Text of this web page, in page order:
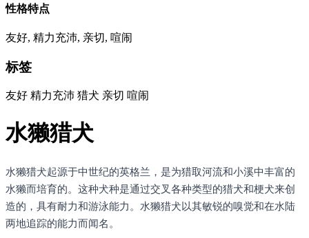
性格特点
友好, 精力充沛, 亲切, 喧闹
标签
友好 精力充沛 猎犬 亲切 喧闹
水獭猎犬
水獭猎犬起源于中世纪的英格兰，是为猎取河流和小溪中丰富的
水獭而培育的。这种犬种是通过交叉各种类型的猎犬和梗犬来创
造的，具有耐力和游泳能力。水獭猎犬以其敏锐的嗅觉和在水陆
两地追踪的能力而闻名。